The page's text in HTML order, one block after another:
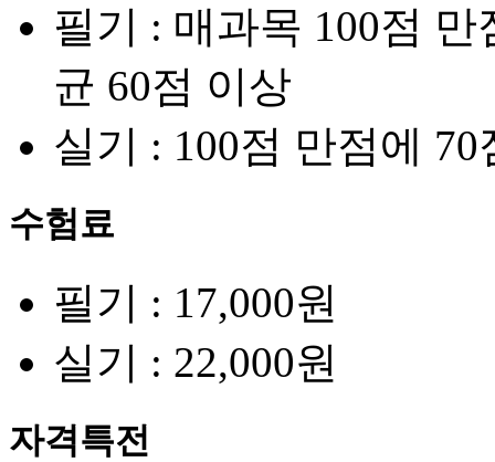
필기 : 매과목 100점
균 60점 이상
실기 : 100점 만점에 70
수험료
필기 : 17,000원
실기 : 22,000원
자격특전